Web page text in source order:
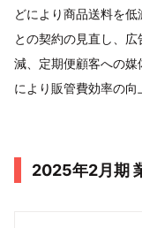
どにより商品送料を
との契約の見直し、
減、定期便顧客への媒
により販管費効率の向
2025年2月期